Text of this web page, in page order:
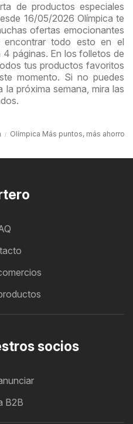
de productos especiales
16/05/2026 Olímpica te
ofertas emocionantes
encontrar todo esto en el
páginas. En los folletos de
tus productos favoritos
momento. Si no puedes
la próxima semana, mira las
Olímpica Más puntos, más ahorro
socios
B2B